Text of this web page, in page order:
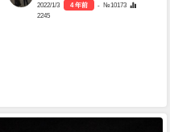
2022/1/3 4 年前
- №10173
2245